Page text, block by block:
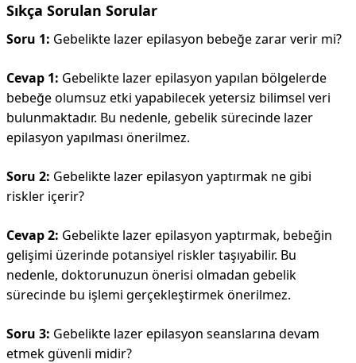
Sıkça Sorulan Sorular
Soru 1: Gebelikte lazer epilasyon bebeğe zarar verir mi?
Cevap 1: Gebelikte lazer epilasyon yapılan bölgelerde
bebeğe olumsuz etki yapabilecek yetersiz bilimsel veri
bulunmaktadır. Bu nedenle, gebelik sürecinde lazer
epilasyon yapılması önerilmez.
Soru 2: Gebelikte lazer epilasyon yaptırmak ne gibi
riskler içerir?
Cevap 2: Gebelikte lazer epilasyon yaptırmak, bebeğin
gelişimi üzerinde potansiyel riskler taşıyabilir. Bu
nedenle, doktorunuzun önerisi olmadan gebelik
sürecinde bu işlemi gerçekleştirmek önerilmez.
Soru 3: Gebelikte lazer epilasyon seanslarına devam
etmek güvenli midir?